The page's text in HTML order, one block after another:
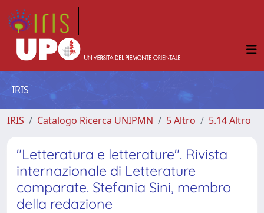
IRIS
IRIS Catalogo Ricerca UNIPMN 5 Altro 5.14 Altro
"Letteratura e letterature". Rivista
internazionale di Letterature
comparate. Stefania Sini, membro
della redazione